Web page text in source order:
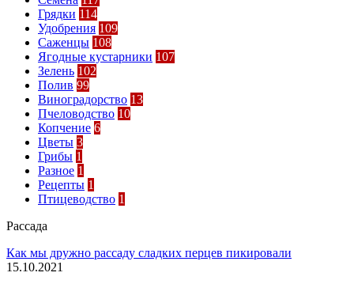
Грядки 114
Удобрения 109
Саженцы 108
Ягодные кустарники 107
Зелень 102
Полив 99
Виноградорство 13
Пчеловодство 10
Копчение 6
Цветы 3
Грибы 1
Разное 1
Рецепты 1
Птицеводство 1
Рассада
Как мы дружно рассаду сладких перцев пикировали
15.10.2021